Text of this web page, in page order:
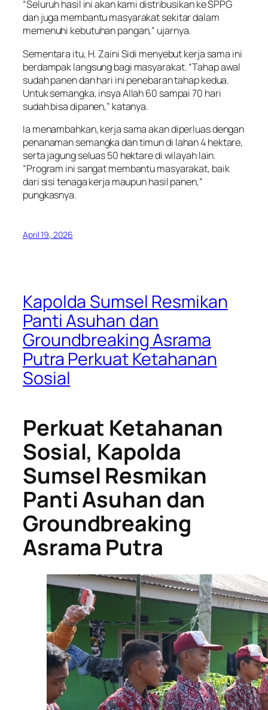
“Seluruh hasil ini akan kami distribusikan ke SPPG
dan juga membantu masyarakat sekitar dalam
memenuhi kebutuhan pangan,” ujarnya.
Sementara itu, H. Zaini Sidi menyebut kerja sama ini
berdampak langsung bagi masyarakat. “Tahap awal
sudah panen dan hari ini penebaran tahap kedua.
Untuk semangka, insya Allah 60 sampai 70 hari
sudah bisa dipanen,” katanya.
Ia menambahkan, kerja sama akan diperluas dengan
penanaman semangka dan timun di lahan 4 hektare,
serta jagung seluas 50 hektare di wilayah lain.
“Program ini sangat membantu masyarakat, baik
dari sisi tenaga kerja maupun hasil panen,”
pungkasnya.
April 19, 2026
Kapolda Sumsel Resmikan
Panti Asuhan dan
Groundbreaking Asrama
Putra Perkuat Ketahanan
Sosial
Perkuat Ketahanan
Sosial, Kapolda
Sumsel Resmikan
Panti Asuhan dan
Groundbreaking
Asrama Putra